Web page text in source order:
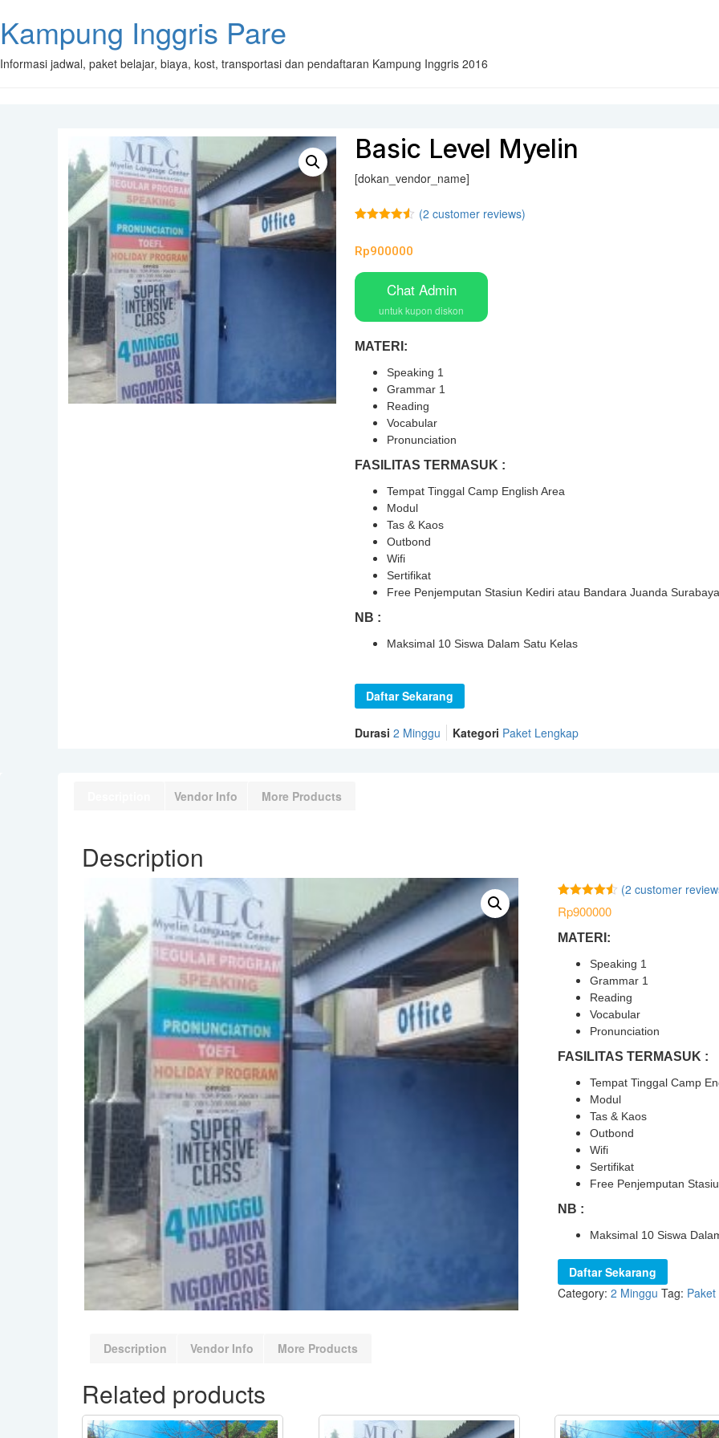
Kampung Inggris Pare
Informasi jadwal, paket belajar, biaya, kost, transportasi dan pendaftaran Kampung Inggris 2016
Basic Level Myelin
[dokan_vendor_name]
based on
ratings
(2 customer reviews)
Rp900000
Chat Admin
untuk kupon diskon
MATERI:
Speaking 1
Grammar 1
Reading
Vocabular
Pronunciation
FASILITAS TERMASUK :
Tempat Tinggal Camp English Area
Modul
Tas & Kaos
Outbond
Wifi
Sertifikat
Free Penjemputan Stasiun Kediri atau Bandara Juanda Surabaya
NB :
Maksimal 10 Siswa Dalam Satu Kelas
Daftar Sekarang
Durasi 2 Minggu Kategori Paket Lengkap
Vendor Info More Products
Description
Rated4.50
out of 5
2
customer
(2 customer
Rp900000
MATERI:
Speaking 1
Grammar 1
Reading
Vocabular
Pronunciation
FASILITAS TERMASUK :
Tempat Tinggal Camp
Modul
Tas & Kaos
Outbond
Wifi
Sertifikat
Free Penjemputan
NB :
Maksimal 10 Siswa
Daftar Sekarang
Category: 2 Minggu Tag:
Description Vendor Info More Products
Related products